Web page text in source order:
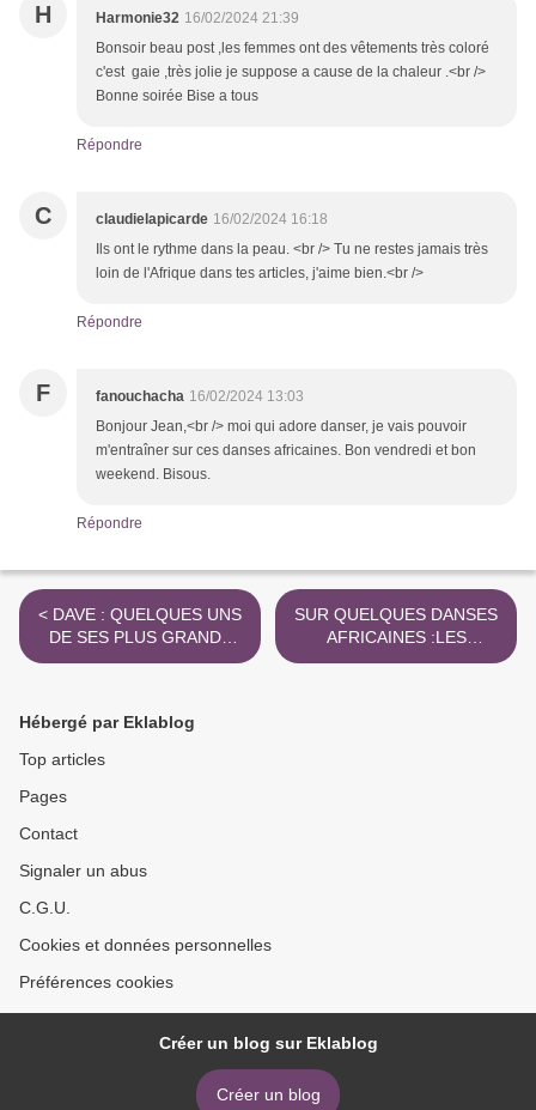
H Harmonie32 16/02/2024 21:39
Bonsoir beau post ,les femmes ont des vêtements très coloré
c'est gaie ,très jolie je suppose a cause de la chaleur .<br />
Bonne soirée Bise a tous
Répondre
C claudielapicarde 16/02/2024 16:18
Ils ont le rythme dans la peau. <br /> Tu ne restes jamais très
loin de l'Afrique dans tes articles, j'aime bien.<br />
Répondre
F fanouchacha 16/02/2024 13:03
Bonjour Jean,<br /> moi qui adore danser, je vais pouvoir
m'entraîner sur ces danses africaines. Bon vendredi et bon
weekend. Bisous.
Répondre
< DAVE : QUELQUES UNS
DE SES PLUS GRANDS
SUCCES MUSICAUX
SUR QUELQUES DANSES
AFRICAINES :LES
CONNAISSEZ-VOUS ? >
Hébergé par Eklablog
Top articles
Pages
Contact
Signaler un abus
C.G.U.
Cookies et données personnelles
Préférences cookies
Créer un blog sur Eklablog
Créer un blog